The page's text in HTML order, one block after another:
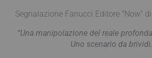
Segnalazione Fanucci Editore “Now”
“Una manipolazione del reale
Uno scenario da